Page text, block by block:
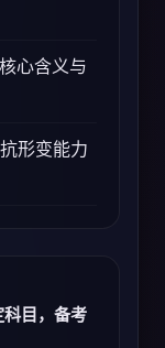
心含义与
形变能力
目，备考